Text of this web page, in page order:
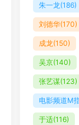
朱一龙(186)
刘德华(170)
成龙(150)
吴京(140)
张艺谋(123)
电影频道M
于适(116)